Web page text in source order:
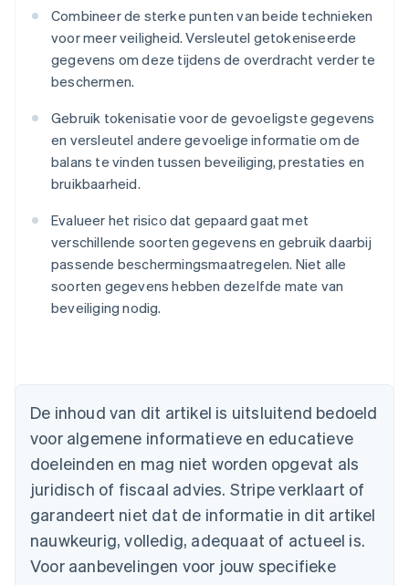
Combineer de sterke punten van beide technieken
voor meer veiligheid. Versleutel getokeniseerde
gegevens om deze tijdens de overdracht verder te
beschermen.
Gebruik tokenisatie voor de gevoeligste gegevens
en versleutel andere gevoelige informatie om de
balans te vinden tussen beveiliging, prestaties en
bruikbaarheid.
Evalueer het risico dat gepaard gaat met
verschillende soorten gegevens en gebruik daarbij
passende beschermingsmaatregelen. Niet alle
soorten gegevens hebben dezelfde mate van
beveiliging nodig.
De inhoud van dit artikel is uitsluitend bedoeld
voor algemene informatieve en educatieve
doeleinden en mag niet worden opgevat als
juridisch of fiscaal advies. Stripe verklaart of
garandeert niet dat de informatie in dit artikel
nauwkeurig, volledig, adequaat of actueel is.
Voor aanbevelingen voor jouw specifieke
België
Brazilië
PortuguêsEnglish
Bulgarije
English
Canada
English Français
Cyprus
English
Denemarken